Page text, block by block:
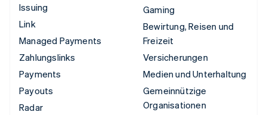
Issuing
Link
Managed Payments
Zahlungslinks
Payments
Payouts
Radar
Gaming
Bewirtung, Reisen und
Freizeit
Versicherungen
Medien und Unterhaltung
Gemeinnützige
Organisationen